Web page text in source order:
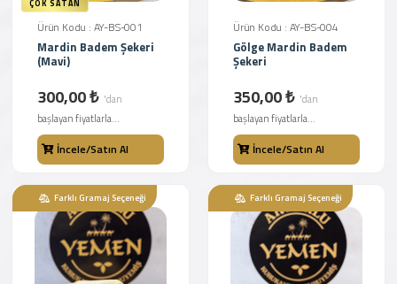
ÇOK SATAN
Ürün Kodu : AY-BS-001
Mardin Badem Şekeri
(Mavi)
300,00 ₺ 'dan
başlayan fiyatlarla...
İncele/Satın Al
Ürün Kodu : AY-BS-004
Gölge Mardin Badem
Şekeri
350,00 ₺ 'dan
başlayan fiyatlarla...
İncele/Satın Al
Farklı Gramaj Seçeneği Farklı Gramaj Seçeneği